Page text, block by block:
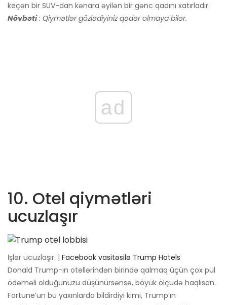
keçən bir SUV-dan kənara əyilən bir gənc qadını xatırladır.
Növbəti : Qiymətlər gözlədiyiniz qədər olmaya bilər.
ad
10. Otel qiymətləri
ucuzlaşır
İşlər ucuzlaşır. | Facebook vasitəsilə Trump Hotels
Donald Trump-ın otellərindən birində qalmaq üçün çox pul
ödəməli olduğunuzu düşünürsənsə, böyük ölçüdə haqlısan.
Fortune’un bu yaxınlarda bildirdiyi kimi, Trump’ın